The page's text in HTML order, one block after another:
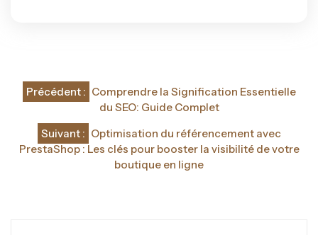
Navigation
l’article
Précédent : Comprendre la Signification Essentielle
du SEO: Guide Complet
Suivant : Optimisation du référencement avec
PrestaShop : Les clés pour booster la visibilité de votre
boutique en ligne